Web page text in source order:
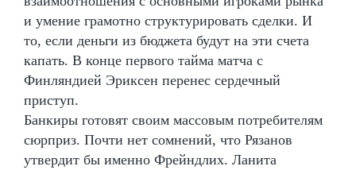
и умение грамотно структурировать сделки. И
то, если деньги из бюджета будут на эти счета
капать. В конце первого тайма матча с
Финляндией Эриксен перенес сердечный
приступ.
Банкиры готовят своим массовым потребителям
сюрприз. Почти нет сомнений, что Рязанов
утвердит бы именно Фрейндлих. Ланита